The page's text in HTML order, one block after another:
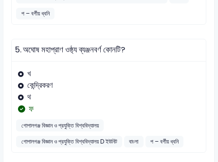
প – বর্গীয় ধ্বনি
5.অঘোষ মহাপ্রাণ ওষ্ঠ্য ব্যঞ্জনবর্ণ কোনটি?
খ
কেন্দ্রিকরণ
থ
ফ
গোপালগঞ্জ বিজ্ঞান ও প্রযুক্তি বিশ্ববিদ্যালয়
গোপালগঞ্জ বিজ্ঞান ও প্রযুক্তি বিশ্ববিদ্যালয় D ইউনিট
বাংলা প – বর্গীয় ধ্বনি